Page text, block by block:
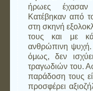
ήρωες έχασαν
Κατέβηκαν από
στη σκηνή
τους και με
ανθρώπινη ψυχή.
όμως, δεν
τραγωδιών του.
παράδοση τους
προσφέρει